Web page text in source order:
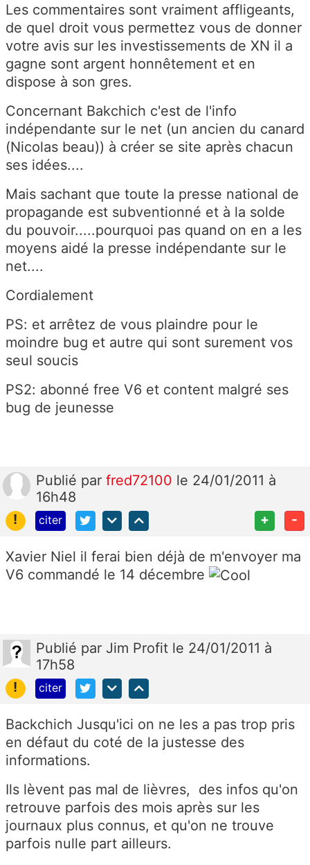
Les commentaires sont vraiment affligeants,
de quel droit vous permettez vous de donner
votre avis sur les investissements de XN il a
gagne sont argent honnêtement et en
dispose à son gres.
Concernant Bakchich c'est de l'info
indépendante sur le net (un ancien du canard
(Nicolas beau)) à créer se site après chacun
ses idées....
Mais sachant que toute la presse national de
propagande est subventionné et à la solde
du pouvoir.....pourquoi pas quand on en a les
moyens aidé la presse indépendante sur le
net....
Cordialement
PS: et arrêtez de vous plaindre pour le
moindre bug et autre qui sont surement vos
seul soucis
PS2: abonné free V6 et content malgré ses
bug de jeunesse
Publié par fred72100 le 24/01/2011 à
16h48
!
citer + -
Xavier Niel il ferai bien déjà de m'envoyer ma
V6 commandé le 14 décembre
Publié par Jim Profit le 24/01/2011 à
17h58
!
citer
Backchich Jusqu'ici on ne les a pas trop pris
en défaut du coté de la justesse des
informations.
Ils lèvent pas mal de lièvres, des infos qu'on
retrouve parfois des mois après sur les
journaux plus connus, et qu'on ne trouve
parfois nulle part ailleurs.